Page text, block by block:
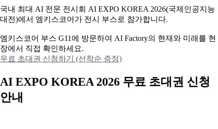
국내 최대 AI 전문 전시회 AI EXPO KOREA 2026(국제인공지능
대전)에서 엠키스코어가 전시 부스로 참가합니다.
엠키스코어 부스 G11에 방문하여 AI Factory의 현재와 미래를 현
장에서 직접 확인하세요.
무료 초대권 신청하기 (선착순 증정)
AI EXPO KOREA 2026 무료 초대권 신청
안내